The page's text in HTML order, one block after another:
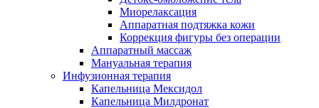
Миорелаксация
Аппаратная подтяжка кожи
Коррекция фигуры без операции
Аппаратный массаж
Мануальная терапия
Инфузионная терапия
Капельница Мексидол
Капельница Милдронат